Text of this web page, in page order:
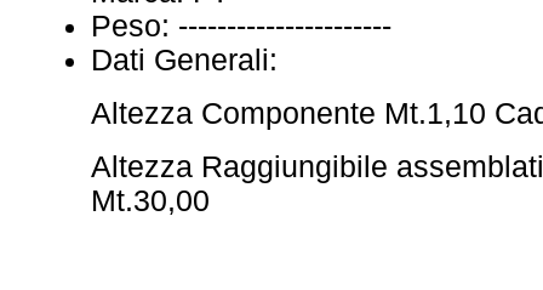
Peso: ----------------------
Dati Generali:
Altezza Componente Mt.1,10
Altezza Raggiungibile
Mt.30,00